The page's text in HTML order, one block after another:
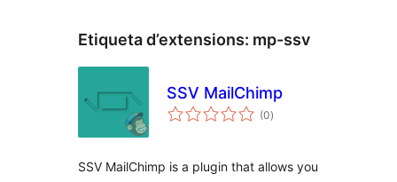
Etiqueta d’extensions: mp-ssv
SSV MailChimp
(0puntuacions
totals
)
SSV MailChimp is a plugin that allows you